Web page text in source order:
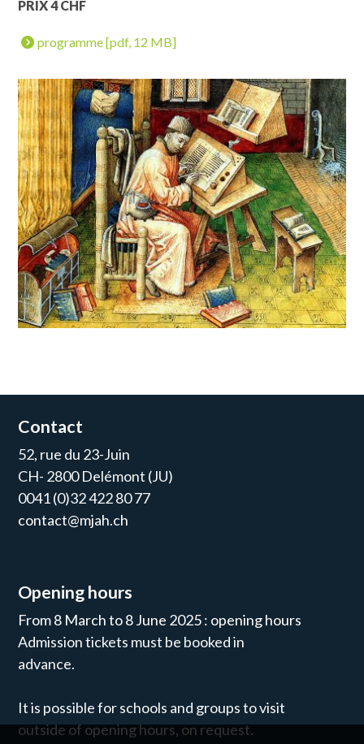
PRIX 4 CHF
programme [pdf, 12 MB]
Contact
52, rue du 23-Juin
CH- 2800 Delémont (JU)
0041 (0)32 422 80 77
contact@mjah.ch
Opening hours
From 8 March to 8 June 2025 : opening hours
Admission tickets must be booked in
advance.
It is possible for schools and groups to visit
outside of opening hours, on request.